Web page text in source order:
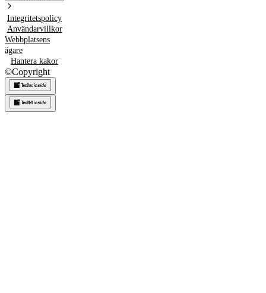
Integritetspolicy
Användarvillkor
Webbplatsens
ägare
Hantera kakor
©Copyright